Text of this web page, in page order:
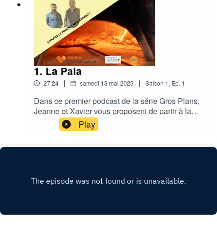
1. La Pala
27:24 | samedi 13 mai 2023 | Saison 1, Ep. 1
Dans ce premier podcast de la série Gros Plans,
Jeanne et Xavier vous proposent de partir à la
rencontre de Hicham et Guven qui nous font
découvrir leur restaurant "La Pala" juste devant
fête des mères.
Play